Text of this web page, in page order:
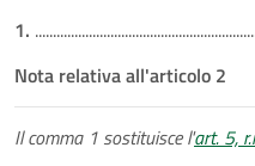
1.
Nota relativa all'articolo 2
Il comma 1 sostituisce l'art. 5,